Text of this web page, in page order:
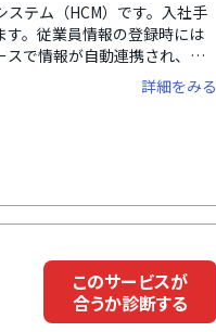
テム（HCM）です。入社手
。従業員情報の登録時には
で情報が自動連携され、複
カスタマイズ可能で、履歴
詳細をみる
このサービスが
合うか診断する